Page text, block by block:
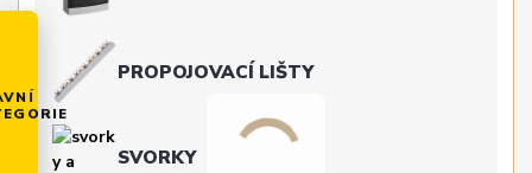
PROPOJOVACÍ LIŠTY
SVORKY